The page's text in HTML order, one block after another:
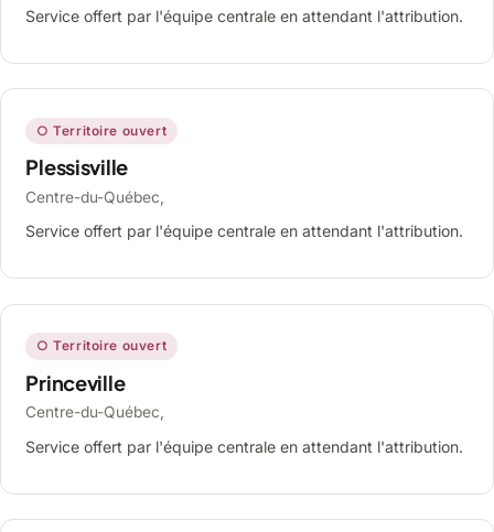
Service offert par l'équipe centrale en attendant l'attribution.
○ Territoire ouvert
Plessisville
Centre-du-Québec,
Service offert par l'équipe centrale en attendant l'attribution.
○ Territoire ouvert
Princeville
Centre-du-Québec,
Service offert par l'équipe centrale en attendant l'attribution.